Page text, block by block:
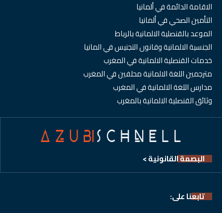
الاقامة الدائمة في ألمانيا
التأمين الصحي في ألمانيا
الموعد بالقنصلية الالمانية بالرباط
الجنسية الالمانية وقانون التجنيس في المانيا
خدمات القنصلية الالمانية في المغرب
مترجمين اللغة الالمانية محلفين في المغرب
مدارس اللغة الالمانية في المغرب
وثائق القنصلية الالمانية بالمغرب
البصمة القانونية >
تابعنا على: